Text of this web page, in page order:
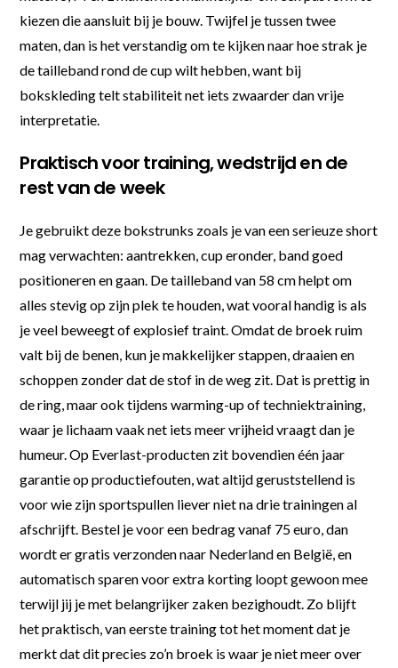
kiezen die aansluit bij je bouw. Twijfel je tussen twee
maten, dan is het verstandig om te kijken naar hoe strak je
de tailleband rond de cup wilt hebben, want bij
bokskleding telt stabiliteit net iets zwaarder dan vrije
interpretatie.
Praktisch voor training, wedstrijd en de
rest van de week
Je gebruikt deze bokstrunks zoals je van een serieuze short
mag verwachten: aantrekken, cup eronder, band goed
positioneren en gaan. De tailleband van 58 cm helpt om
alles stevig op zijn plek te houden, wat vooral handig is als
je veel beweegt of explosief traint. Omdat de broek ruim
valt bij de benen, kun je makkelijker stappen, draaien en
schoppen zonder dat de stof in de weg zit. Dat is prettig in
de ring, maar ook tijdens warming-up of techniektraining,
waar je lichaam vaak net iets meer vrijheid vraagt dan je
humeur. Op Everlast-producten zit bovendien één jaar
garantie op productiefouten, wat altijd geruststellend is
voor wie zijn sportspullen liever niet na drie trainingen al
afschrijft. Bestel je voor een bedrag vanaf 75 euro, dan
wordt er gratis verzonden naar Nederland en België, en
automatisch sparen voor extra korting loopt gewoon mee
terwijl jij je met belangrijker zaken bezighoudt. Zo blijft
het praktisch, van eerste training tot het moment dat je
merkt dat dit precies zo’n broek is waar je niet meer over